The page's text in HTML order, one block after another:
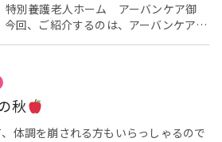
３号の影響による被害が大きか った
川という河川があり、 大雨の影響
えられます。 アーバンケア御
心して 生活を送って頂くた
秋
体調を崩される方もいらっしゃるので